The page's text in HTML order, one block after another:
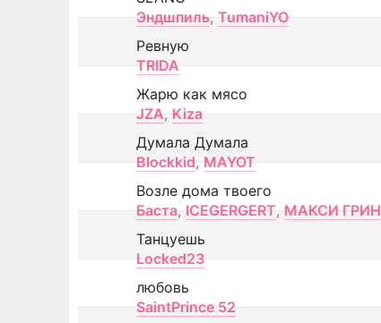
Эндшпиль, TumaniYO
Ревную
TRIDA
Жарю как мясо
JZA, Kiza
Думала Думала
Blockkid, MAYOT
Возле дома твоего
Баста, ICEGERGERT, МАКСИ ГРИН
Танцуешь
Locked23
любовь
SaintPrince 52